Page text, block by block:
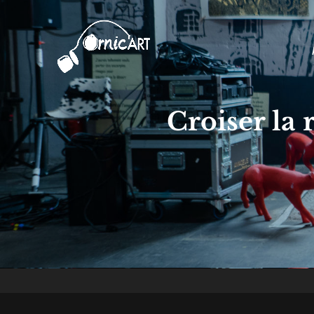
Ornic'Art
Collectif De Performeurs
Croiser la